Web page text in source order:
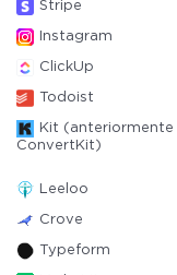
Stripe
Instagram
ClickUp
Todoist
Kit (anteriormente
ConvertKit)
Leeloo
Crove
Typeform